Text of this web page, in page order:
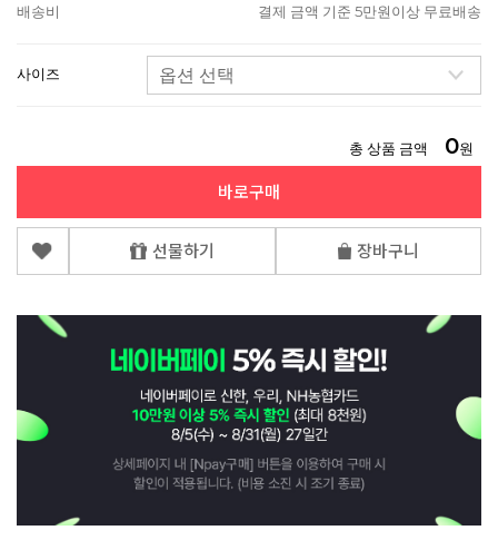
배송비 결제 금액 기준 5만원이상 무료배송
사이즈
총 상품 금액 0원
바로구매
선물하기 장바구니